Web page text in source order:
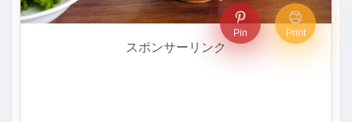
Pin Print
スポンサーリンク